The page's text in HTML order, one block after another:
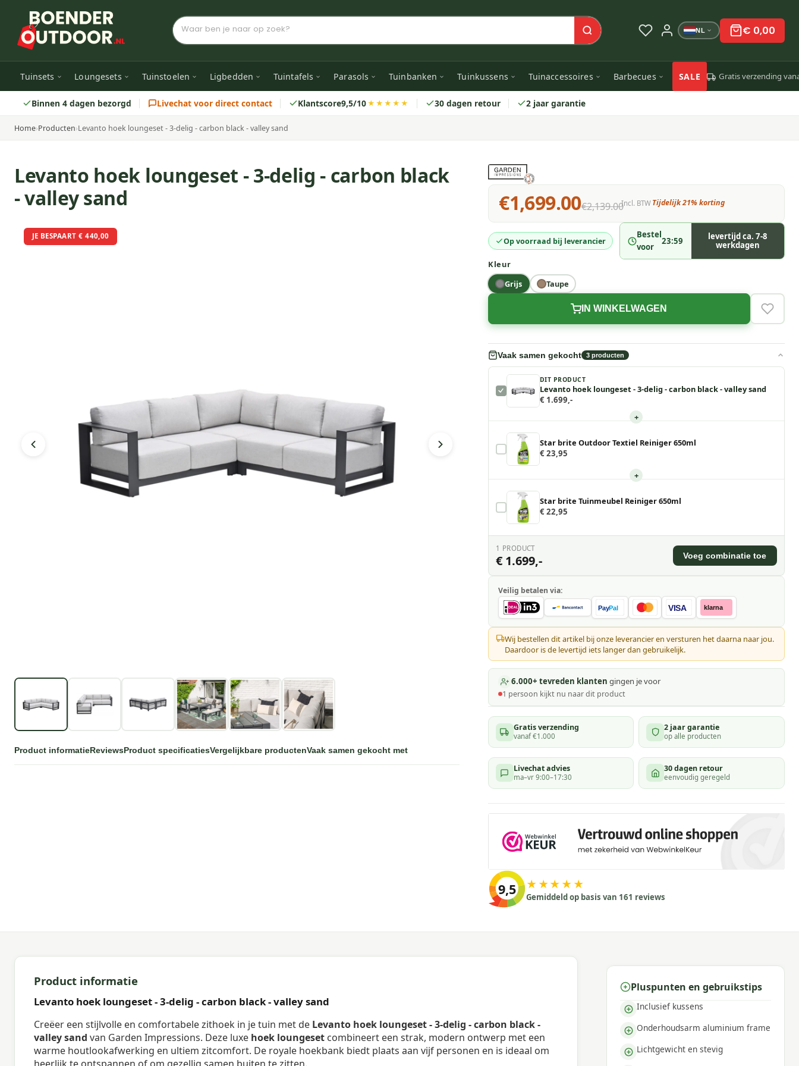
NL € 0,00
Tuinsets Loungesets Tuinstoelen Ligbedden Tuintafels Parasols Tuinbanken Tuinkussens Tuinaccessoires Barbecues SALE Gratis verzending
Binnen 4 dagen bezorgd Livechat voor direct contact Klantscore9,5/10★★★★★ 30 dagen retour 2 jaar garantie
Home›Producten›Levanto hoek loungeset - 3-delig - carbon black - valley sand
Levanto hoek loungeset - 3-delig - carbon black
- valley sand
JE BESPAART € 440,00
Product informatieReviewsProduct specificatiesVergelijkbare productenVaak samen gekocht met
€1,699.00€2,139.00Incl. BTW Tijdelijk 21% korting
Op voorraad bij leverancier
Bestel
voor
23:59
levertijd ca. 7-8
werkdagen
Kleur
Grijs
Taupe
IN WINKELWAGEN
Vaak samen gekocht 3 producten
DIT PRODUCT
Levanto hoek loungeset - 3-delig - carbon black - valley sand
€ 1.699,-
+
Star brite Outdoor Textiel Reiniger 650ml
€ 23,95
+
Star brite Tuinmeubel Reiniger 650ml
€ 22,95
1 PRODUCT
€ 1.699,- Voeg combinatie toe
Veilig betalen via:
PayPal VISA klarna
Wij bestellen dit artikel bij onze leverancier en versturen het daarna naar jou.
Daardoor is de levertijd iets langer dan gebruikelijk.
6.000+ tevreden klanten gingen je voor
1 persoon kijkt nu naar dit product
Gratis verzending
vanaf €1.000
2 jaar garantie
op alle producten
Livechat advies
ma–vr 9:00–17:30
30 dagen retour
eenvoudig geregeld
9,5 ★★★★★
Gemiddeld op basis van 161 reviews
Product informatie
Levanto hoek loungeset - 3-delig - carbon black - valley sand
Creëer een stijlvolle en comfortabele zithoek in je tuin met de Levanto hoek loungeset - 3-delig - carbon black -
valley sand van Garden Impressions. Deze luxe hoek loungeset combineert een strak, modern ontwerp met een
warme houtlookafwerking en ultiem zitcomfort. De royale hoekbank biedt plaats aan vijf personen en is ideaal om
Pluspunten en gebruikstips
Inclusief kussens
Onderhoudsarm aluminium frame
Lichtgewicht en stevig